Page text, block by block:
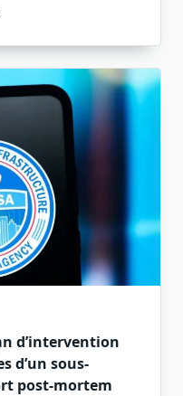
d’intervention
d’un sous-
post-mortem